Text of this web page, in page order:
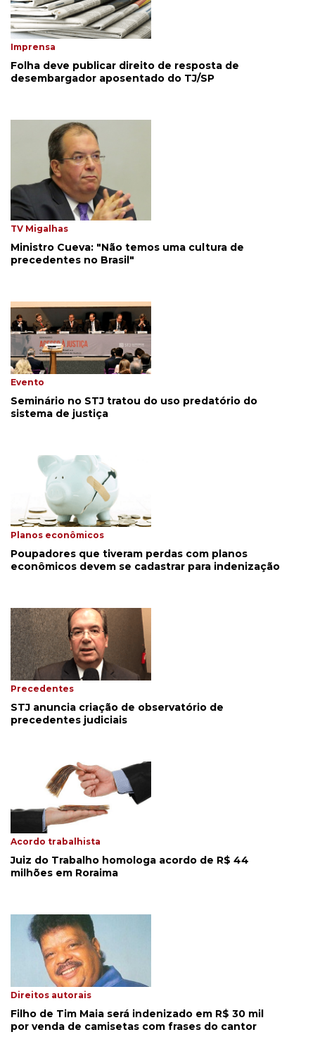
Imprensa
Folha deve publicar direito de resposta de
desembargador aposentado do TJ/SP
TV Migalhas
Ministro Cueva: "Não temos uma cultura de
precedentes no Brasil"
Evento
Seminário no STJ tratou do uso predatório do
sistema de justiça
Planos econômicos
Poupadores que tiveram perdas com planos
econômicos devem se cadastrar para indenização
Precedentes
STJ anuncia criação de observatório de
precedentes judiciais
Acordo trabalhista
Juiz do Trabalho homologa acordo de R$ 44
milhões em Roraima
Direitos autorais
Filho de Tim Maia será indenizado em R$ 30 mil
por venda de camisetas com frases do cantor